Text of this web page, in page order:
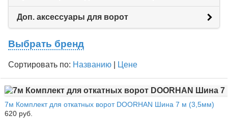
Доп. аксессуары для ворот
Выбрать бренд
Сортировать по: Названию Цене
7м Комплект для откатных ворот DOORHAN Шина 7 м (3,5мм)
620 руб.